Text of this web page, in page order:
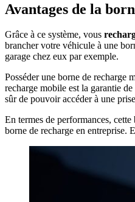
Avantages de la
Grâce à ce système, vous
brancher votre véhicule à une
garage chez eux par exemple.
Posséder une borne de recharge
recharge mobile est la garantie
sûr de pouvoir accéder à une
En termes de performances, cette
borne de recharge en entreprise.